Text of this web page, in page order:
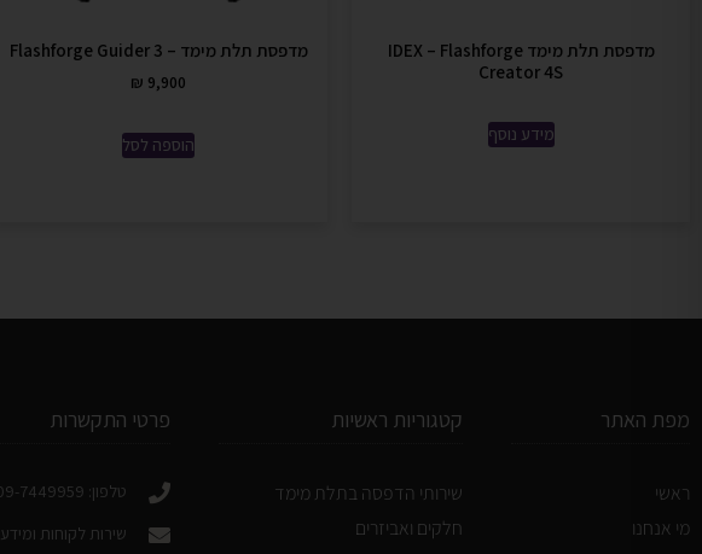
מדפסת תלת מימד IDEX – Flashforge
Creator 4S
מידע נוסף
מדפסת תלת מימד – Flashforge Guider 3
₪ 9,900
הוספה לסל
מפת האתר
ראשי
מי אנחנו
קטגוריות ראשיות
שירותי הדפסה בתלת מימד
חלקים ואביזרים
פרטי התקשרות
טלפון: 09-7449959 | 3730*
שירות לקוחות